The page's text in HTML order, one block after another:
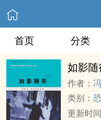
首页 分类
如影
作者：
类别：
更新时间